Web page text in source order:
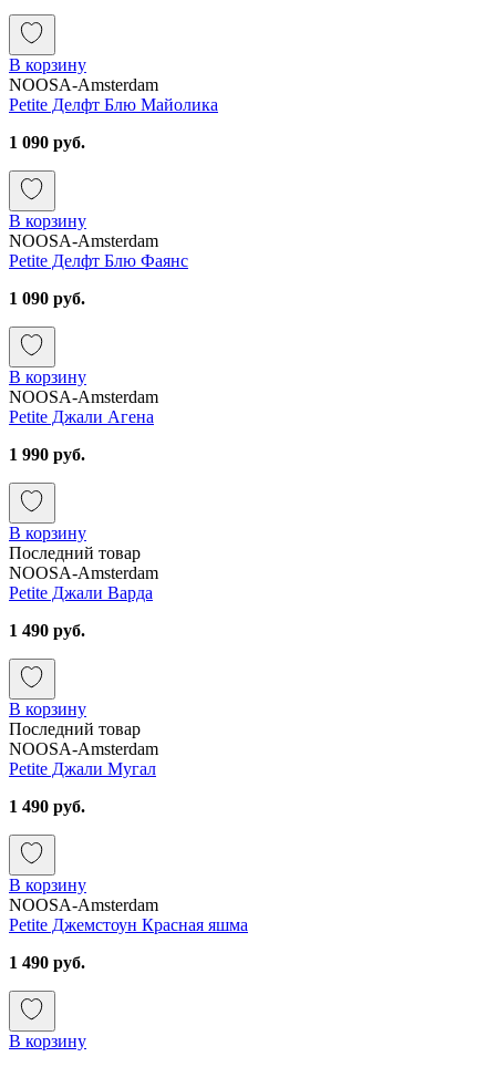
В корзину
NOOSA-Amsterdam
Petite Делфт Блю Майолика
1 090 руб.
В корзину
NOOSA-Amsterdam
Petite Делфт Блю Фаянс
1 090 руб.
В корзину
NOOSA-Amsterdam
Petite Джали Агена
1 990 руб.
В корзину
Последний товар
NOOSA-Amsterdam
Petite Джали Варда
1 490 руб.
В корзину
Последний товар
NOOSA-Amsterdam
Petite Джали Мугал
1 490 руб.
В корзину
NOOSA-Amsterdam
Petite Джемстоун Красная яшма
1 490 руб.
В корзину